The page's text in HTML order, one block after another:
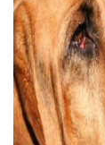
PERROS